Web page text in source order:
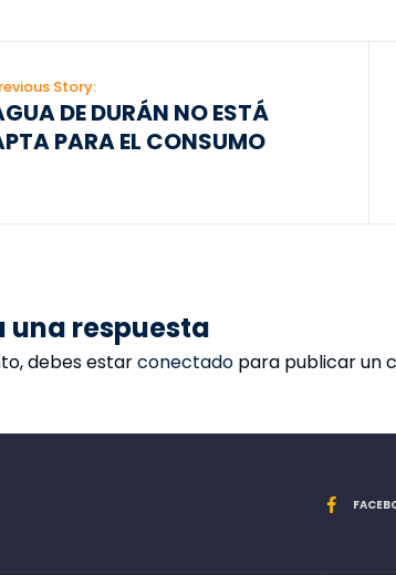
Story:
DE DURÁN NO ESTÁ
PARA EL CONSUMO
una respuesta
debes estarconectado para publicar un